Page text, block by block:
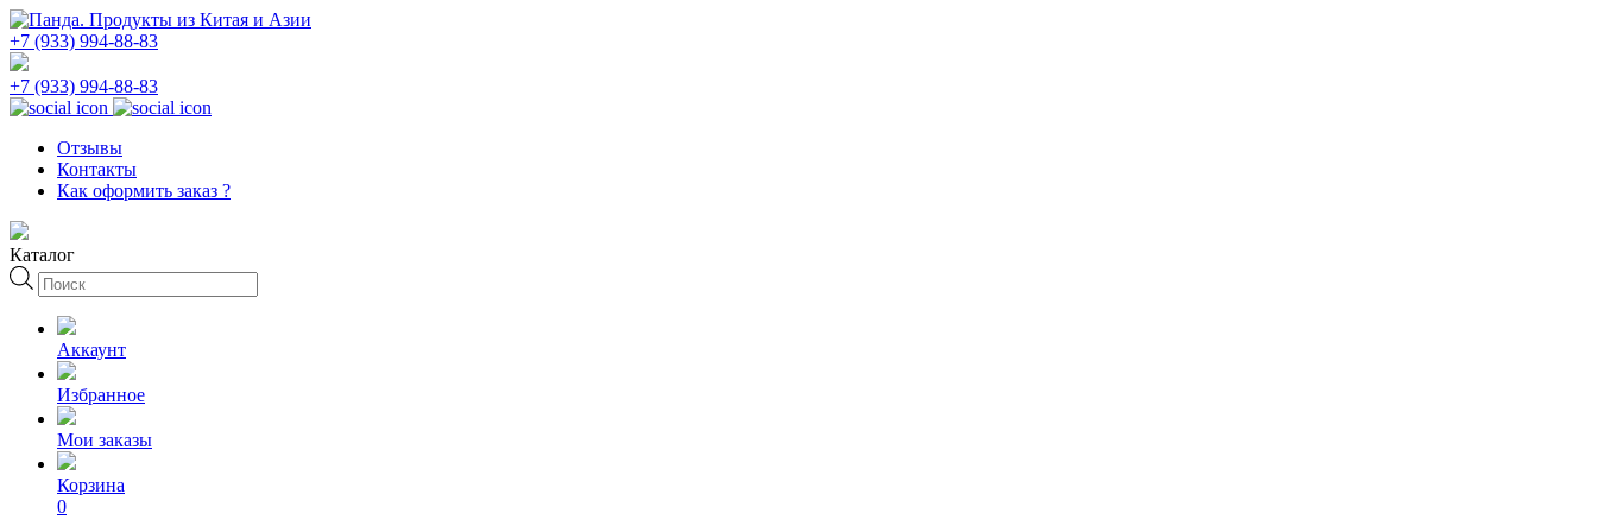
+7 (933) 994-88-83
+7 (933) 994-88-83
Отзывы
Контакты
Как оформить заказ ?
Каталог
Поиск
товаров
Аккаунт
Избранное
Мои заказы
Корзина
0